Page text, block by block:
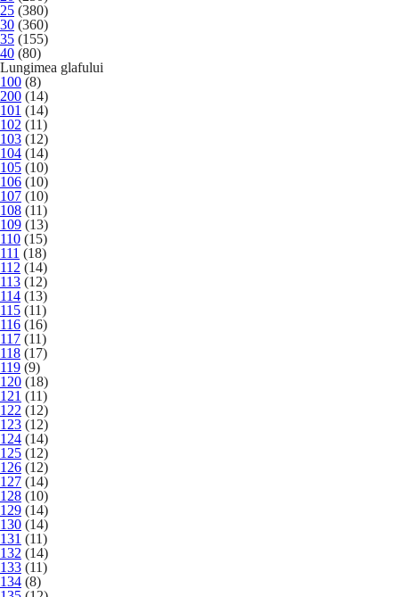
25 (380)
30 (360)
35 (155)
40 (80)
Lungimea glafului
100 (8)
200 (14)
101 (14)
102 (11)
103 (12)
104 (14)
105 (10)
106 (10)
107 (10)
108 (11)
109 (13)
110 (15)
111 (18)
112 (14)
113 (12)
114 (13)
115 (11)
116 (16)
117 (11)
118 (17)
119 (9)
120 (18)
121 (11)
122 (12)
123 (12)
124 (14)
125 (12)
126 (12)
127 (14)
128 (10)
129 (14)
130 (14)
131 (11)
132 (14)
133 (11)
134 (8)